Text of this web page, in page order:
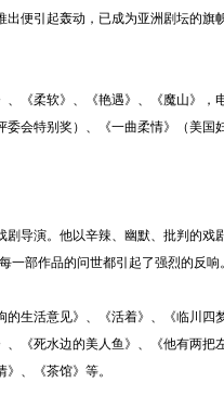
便引起轰动，已成为亚洲剧坛的
《柔软》、《艳遇》、《魔山》
委会特别奖）、《一曲柔情》（美
导演。他以辛辣、幽默、批判的
一部作品的问世都引起了强烈的反
生活意见》、《活着》、《临川
《死水边的美人鱼》、《他有两
》、《茶馆》等。